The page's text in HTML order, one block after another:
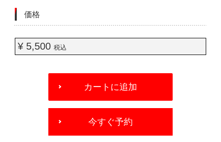
価格
¥ 5,500 税込
OPTIONS
カートに追加
今すぐ予約